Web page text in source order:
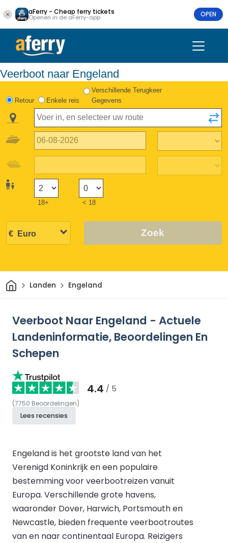
aFerry - Cheap ferry tickets
Openen in de aFerry-app OPEN
Veerboot naar Engeland
Retour Enkele reis
Verschillende Terugkeer
Gegevens
18+ < 18
Zoek
ThuisLanden Engeland
Veerboot Naar Engeland - Actuele
Landeninformatie, Beoordelingen En
Schepen
4.4 / 5
(7750 Beoordelingen)
Lees recensies
Engeland is het grootste land van het
Verenigd Koninkrijk en een populaire
bestemming voor veerbootreizen vanuit
Europa. Verschillende grote havens,
waaronder Dover, Harwich, Portsmouth en
Newcastle, bieden frequente veerbootroutes
van en naar continentaal Europa. Reizigers